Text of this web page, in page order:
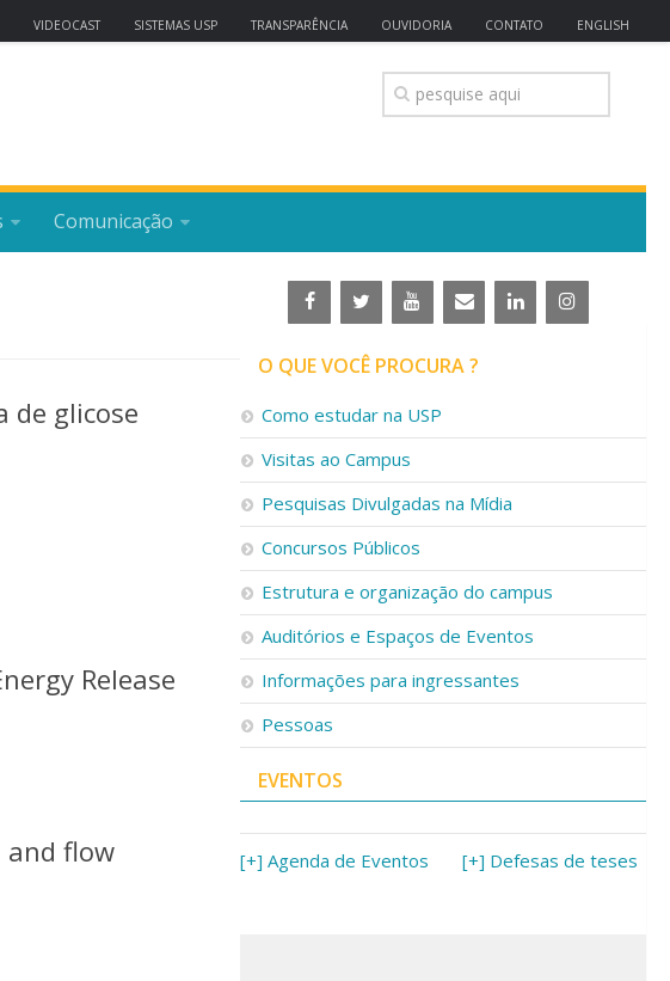
VIDEOCAST SISTEMAS USP TRANSPARÊNCIA OUVIDORIA CONTATO ENGLISH
Comunicação
de glicose
Release
and flow
O QUE VOCÊ PROCURA ?
Como estudar na USP
Visitas ao Campus
Pesquisas Divulgadas na Mídia
Concursos Públicos
Estrutura e organização do campus
Auditórios e Espaços de Eventos
Informações para ingressantes
Pessoas
EVENTOS
[+] Agenda de Eventos [+] Defesas de teses